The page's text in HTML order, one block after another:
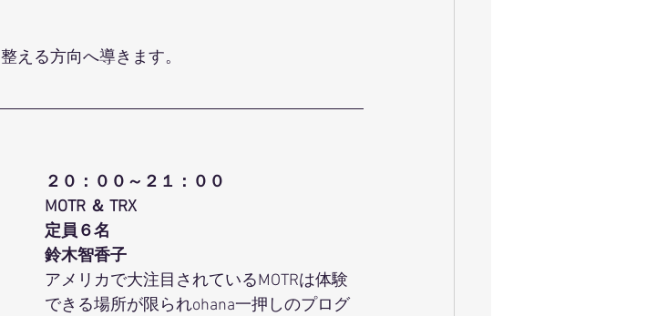
える方向へ導きます。
２０：００～２１：００
MOTR ＆ TRX
定員６名
鈴木智香子
アメリカで大注目されているMOTRは体験
できる場所が限られohana一押しのプログ